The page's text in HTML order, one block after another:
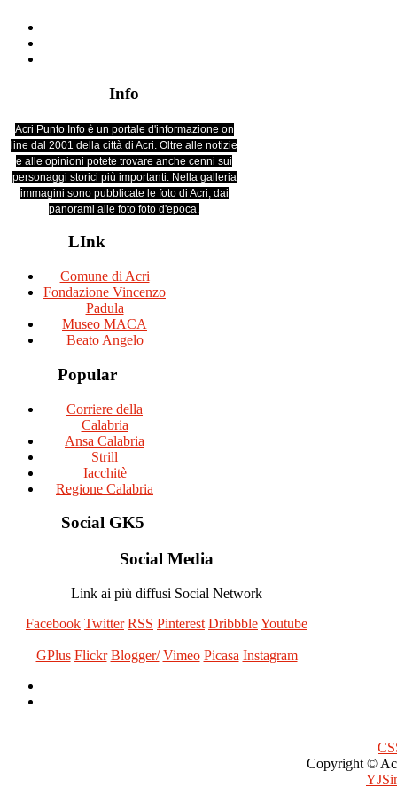
Info
Acri Punto Info è un portale d'informazione on
line dal 2001 della città di Acri. Oltre alle notizie
e alle opinioni potete trovare anche cenni sui
personaggi storici più importanti. Nella galleria
immagini sono pubblicate le foto di Acri, dai
panorami alle foto foto d'epoca.
LInk
Comune di Acri
Fondazione Vincenzo
Padula
Museo MACA
Beato Angelo
Popular
Corriere della
Calabria
Ansa Calabria
Strill
Iacchitè
Regione Calabria
Social GK5
Social Media
Link ai più diffusi Social Network
Facebook Twitter RSS Pinterest DribbbleYoutube
GPlus Flickr Blogger/ Vimeo Picasa Instagram
Copyright ©